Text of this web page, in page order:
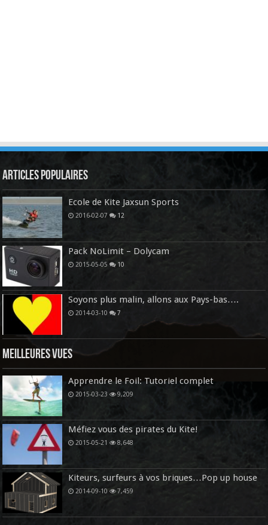
Articles Populaires
Ecole de Kite Jaxsun Sports
2016-02-07 12
Pack NoLimit – Dolycam
2015-05-05 10
Soyons plus malin, allons aux Pays-bas….
2014-03-10 7
Meilleures vues
Apprendre le Foil: Tutoriel complet
2015-03-23 9,209
Méfiez vous des pirates du Kite!
2015-05-21 8,648
Kiteurs, surfeurs à vos briques…Pop up house
2014-09-10 7,459